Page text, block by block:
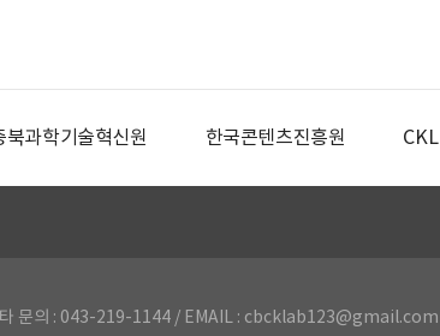
북과학기술혁신원 한국콘텐츠진흥원
타 문의 : 043-219-1144 / EMAIL : cbcklab123@gmail.com